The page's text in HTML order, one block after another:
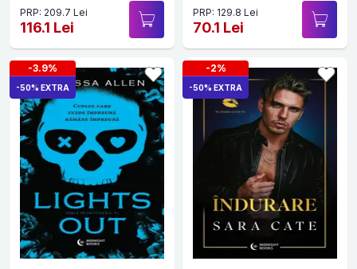
PRP: 209.7 Lei
116.1 Lei
PRP: 129.8 Lei
70.1 Lei
-3.9%
-50% EXTRA
-2%
-50% EXTRA